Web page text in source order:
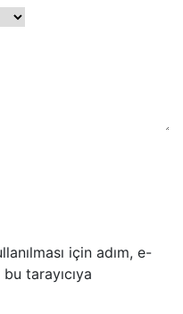
için adım, e-
tarayıcıya